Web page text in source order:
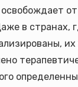
от
в странах,
их